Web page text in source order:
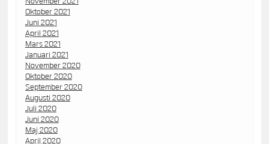
Oktober 2021
Juni 2021
April 2021
Mars 2021
Januari 2021
November 2020
Oktober 2020
September 2020
Augusti 2020
Juli 2020
Juni 2020
Maj 2020
April 2020